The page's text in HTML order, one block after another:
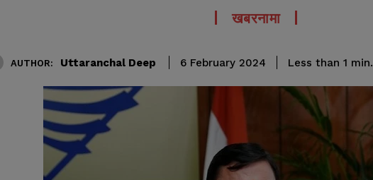
खबरनामा
AUTHOR: Uttaranchal Deep 6 February 2024 Less than 1 min.